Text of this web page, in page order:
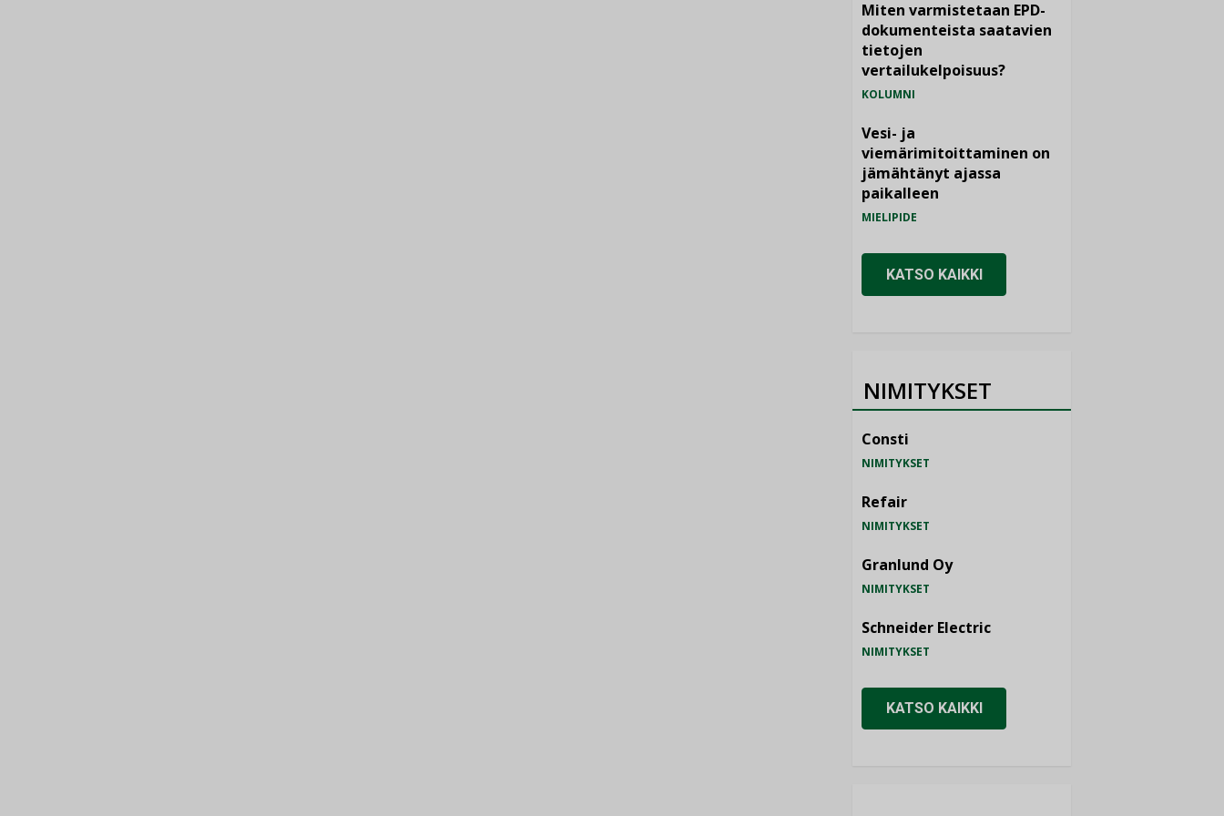
Miten varmistetaan EPD-
dokumenteista saatavien
tietojen
vertailukelpoisuus?
KOLUMNI
Vesi- ja
viemärimitoittaminen on
jämähtänyt ajassa
paikalleen
MIELIPIDE
KATSO KAIKKI
NIMITYKSET
Consti
NIMITYKSET
Refair
NIMITYKSET
Granlund Oy
NIMITYKSET
Schneider Electric
NIMITYKSET
KATSO KAIKKI